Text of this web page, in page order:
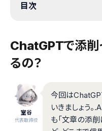
目次
ChatGPTで添削
るの？
室谷
代表取締役
今回は
いきましょう。
も「文章の添